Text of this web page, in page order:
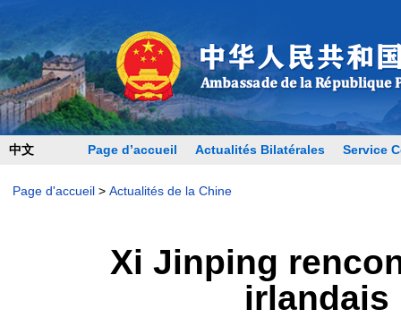
中文 Page d’accueil Actualités Bilatérales Service
Page d'accueil> Actualités de la Chine
Xi Jinping
irlandais